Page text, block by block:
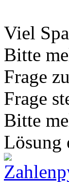
Viel
Bitte
Frage
Frage
Bitte
Lösung